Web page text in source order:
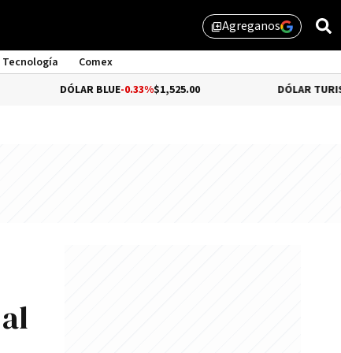
library_addAgreganos
Tecnología
Comex
DÓLAR BLUE-0.33% $1,525.00 DÓLAR TURISTA